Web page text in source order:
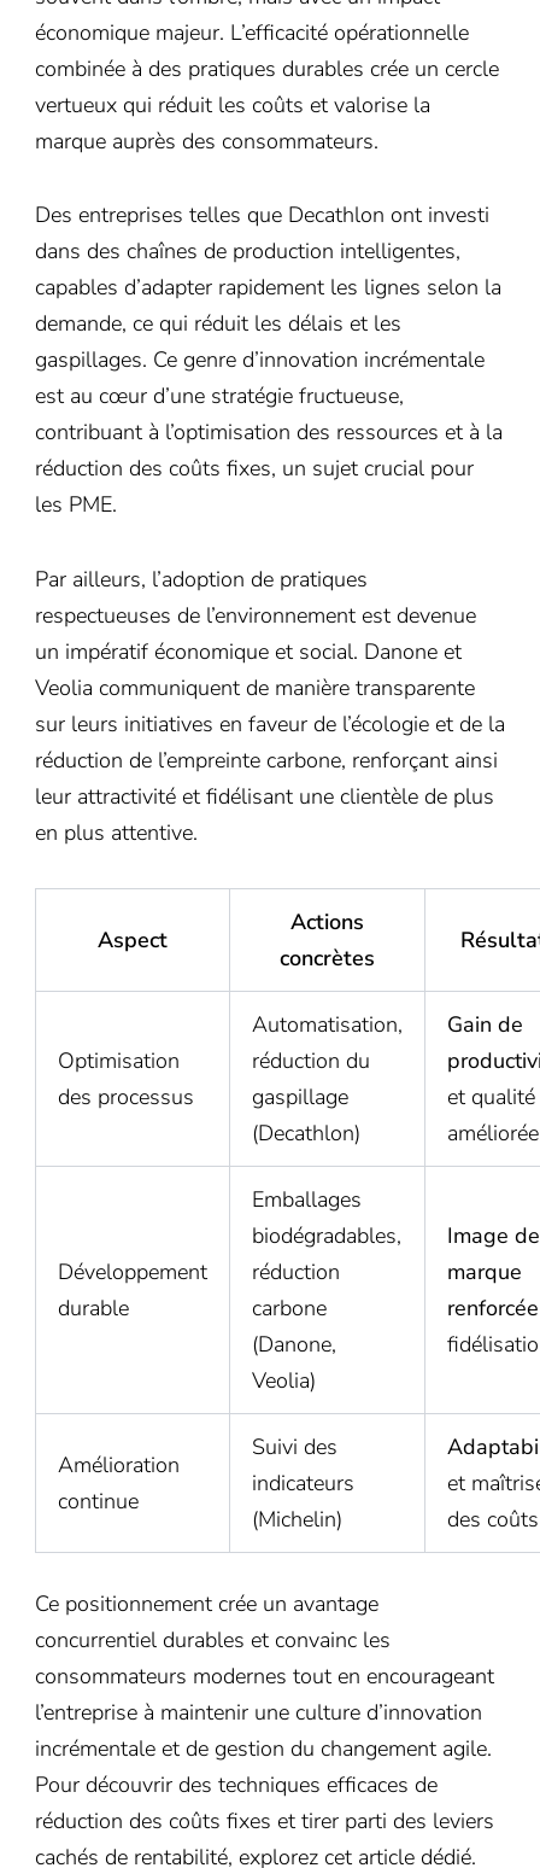
économique majeur. L’efficacité opérationnelle
combinée à des pratiques durables crée un cercle
vertueux qui réduit les coûts et valorise la
marque auprès des consommateurs.
Des entreprises telles que Decathlon ont investi
dans des chaînes de production intelligentes,
capables d’adapter rapidement les lignes selon la
demande, ce qui réduit les délais et les
gaspillages. Ce genre d’innovation incrémentale
est au cœur d’une stratégie fructueuse,
contribuant à l’optimisation des ressources et à la
réduction des coûts fixes, un sujet crucial pour
les PME.
Par ailleurs, l’adoption de pratiques
respectueuses de l’environnement est devenue
un impératif économique et social. Danone et
Veolia communiquent de manière transparente
sur leurs initiatives en faveur de l’écologie et de la
réduction de l’empreinte carbone, renforçant ainsi
leur attractivité et fidélisant une clientèle de plus
en plus attentive.
Aspect
Actions
concrètes
Optimisation
des processus
Automatisation,
réduction du
gaspillage
(Decathlon)
Gain de
et qualité
améliorée
Développement
durable
Emballages
biodégradables,
réduction
carbone
(Danone,
Veolia)
Image de
marque
renforcée
Amélioration
continue
Suivi des
indicateurs
(Michelin)
et
des coûts
Ce positionnement crée un avantage
concurrentiel durables et convainc les
consommateurs modernes tout en encourageant
l’entreprise à maintenir une culture d’innovation
incrémentale et de gestion du changement agile.
Pour découvrir des techniques efficaces de
réduction des coûts fixes et tirer parti des leviers
cachés de rentabilité, explorez cet article dédié.